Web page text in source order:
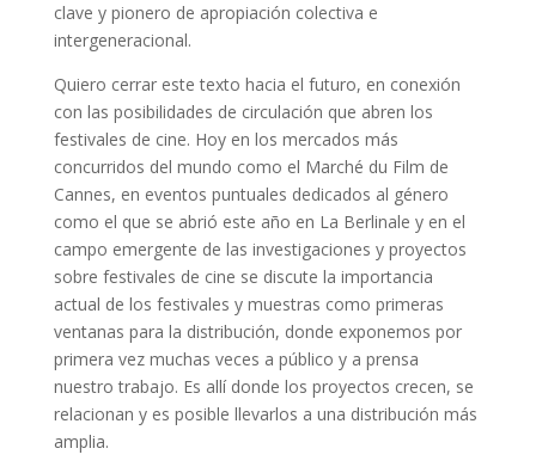
clave y pionero de apropiación colectiva e
intergeneracional.
Quiero cerrar este texto hacia el futuro, en conexión
con las posibilidades de circulación que abren los
festivales de cine. Hoy en los mercados más
concurridos del mundo como el Marché du Film de
Cannes, en eventos puntuales dedicados al género
como el que se abrió este año en La Berlinale y en el
campo emergente de las investigaciones y proyectos
sobre festivales de cine se discute la importancia
actual de los festivales y muestras como primeras
ventanas para la distribución, donde exponemos por
primera vez muchas veces a público y a prensa
nuestro trabajo. Es allí donde los proyectos crecen, se
relacionan y es posible llevarlos a una distribución más
amplia.